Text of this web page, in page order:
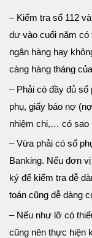
– Kiểm tra sổ 112
dư vào cuối năm
ngân hàng hay
càng hàng tháng
– Phải có đầy đủ sổ
phụ, giấy báo nợ
nhiệm chi,… có sao
– Vừa phải có sổ
Banking. Nếu đơn
ký để kiểm tra dễ
toán cũng dễ dàng
– Nếu như lỡ có
cũng nên thực hiện